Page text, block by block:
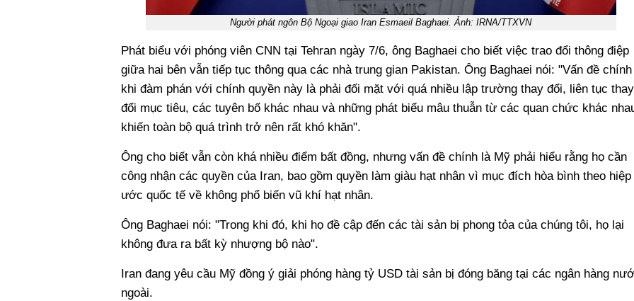
Người phát ngôn Bộ Ngoại giao Iran Esmaeil Baghaei. Ảnh: IRNA/TTXVN
Phát biểu với phóng viên CNN tại Tehran ngày 7/6, ông Baghaei cho biết việc trao đổi thông điệp
giữa hai bên vẫn tiếp tục thông qua các nhà trung gian Pakistan. Ông Baghaei nói: "Vấn đề chính
khi đàm phán với chính quyền này là phải đối mặt với quá nhiều lập trường thay đổi, liên tục thay
đổi mục tiêu, các tuyên bố khác nhau và những phát biểu mâu thuẫn từ các quan chức khác
khiến toàn bộ quá trình trở nên rất khó khăn".
Ông cho biết vẫn còn khá nhiều điểm bất đồng, nhưng vấn đề chính là Mỹ phải hiểu rằng họ cần
công nhận các quyền của Iran, bao gồm quyền làm giàu hạt nhân vì mục đích hòa bình theo hiệp
ước quốc tế về không phổ biến vũ khí hạt nhân.
Ông Baghaei nói: "Trong khi đó, khi họ đề cập đến các tài sản bị phong tỏa của chúng tôi, họ lại
không đưa ra bất kỳ nhượng bộ nào".
Iran đang yêu cầu Mỹ đồng ý giải phóng hàng tỷ USD tài sản bị đóng băng tại các ngân hàng
ngoài.